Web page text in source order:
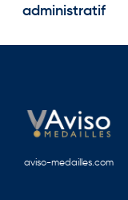
administratif
aviso-medailles.com